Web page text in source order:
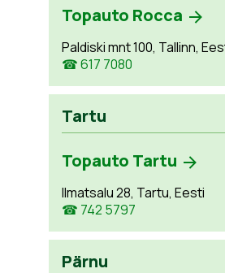
Topauto Rocca
Paldiski mnt 100, Tallinn,
☎ 617 7080
Tartu
Topauto Tartu
Ilmatsalu 28, Tartu, Eesti
☎ 742 5797
Pärnu